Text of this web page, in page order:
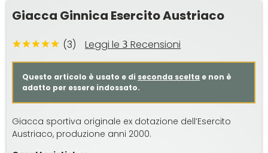
Giacca Ginnica Esercito Austriaco
(3) Leggi le 3 Recensioni
Questo articolo è usato e di seconda scelta e non è
adatto per essere indossato.
Giacca sportiva originale ex dotazione dell’Esercito
Austriaco, produzione anni 2000.